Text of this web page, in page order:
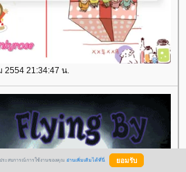
2554 21:34:47 น.
ระสบการณ์การใช้งานของคุณ อ่านเพิ่มเติมได้ที่นี่